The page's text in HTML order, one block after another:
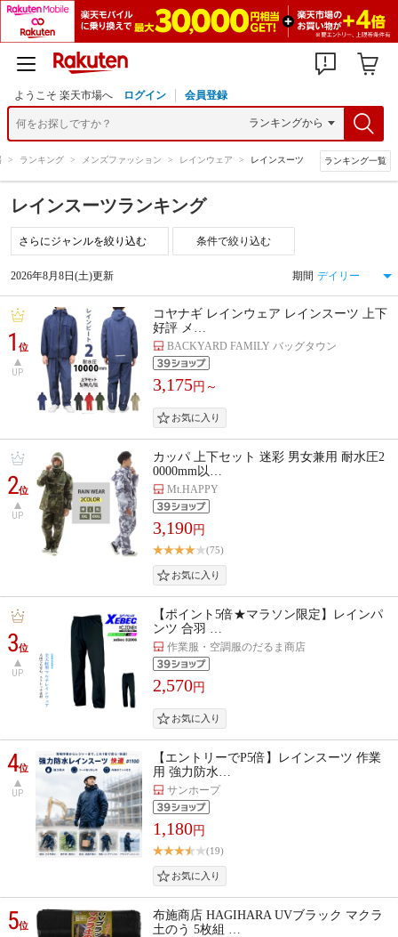
ようこそ 楽天市場へ ログイン 会員登録
> ランキング > メンズファッション > レインウェア > レインスーツ ランキング一覧
レインスーツランキング
条件で絞り込む
2026年8月8日(土)更新 期間
1位
UP
コヤナギ レインウェア レインスーツ 上下
好評 メ…
BACKYARD FAMILY バッグタウン
3,175円～
2位
UP
カッパ 上下セット 迷彩 男女兼用 耐水圧2
0000mm以…
Mt.HAPPY
3,190円
(75)
3位
UP
【ポイント5倍★マラソン限定】レインパ
ンツ 合羽 …
作業服・空調服のだるま商店
2,570円
4位
UP
【エントリーでP5倍】レインスーツ 作業
用 強力防水…
サンホープ
1,180円
(19)
5位
布施商店 HAGIHARA UVブラック マクラ
土のう 5枚組 …